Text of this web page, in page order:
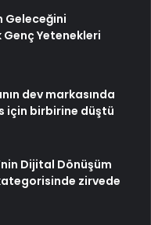
Geleceğini
Yetenekleri
dev markasında
için birbirine düştü
Dijital Dönüşüm
zirvede